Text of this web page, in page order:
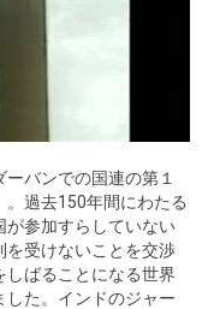
バンでの国連の第１
。過去150年間にわたる
が参加すらしていない
を受けないことを交渉
しばることになる世界
した。インドのジャー